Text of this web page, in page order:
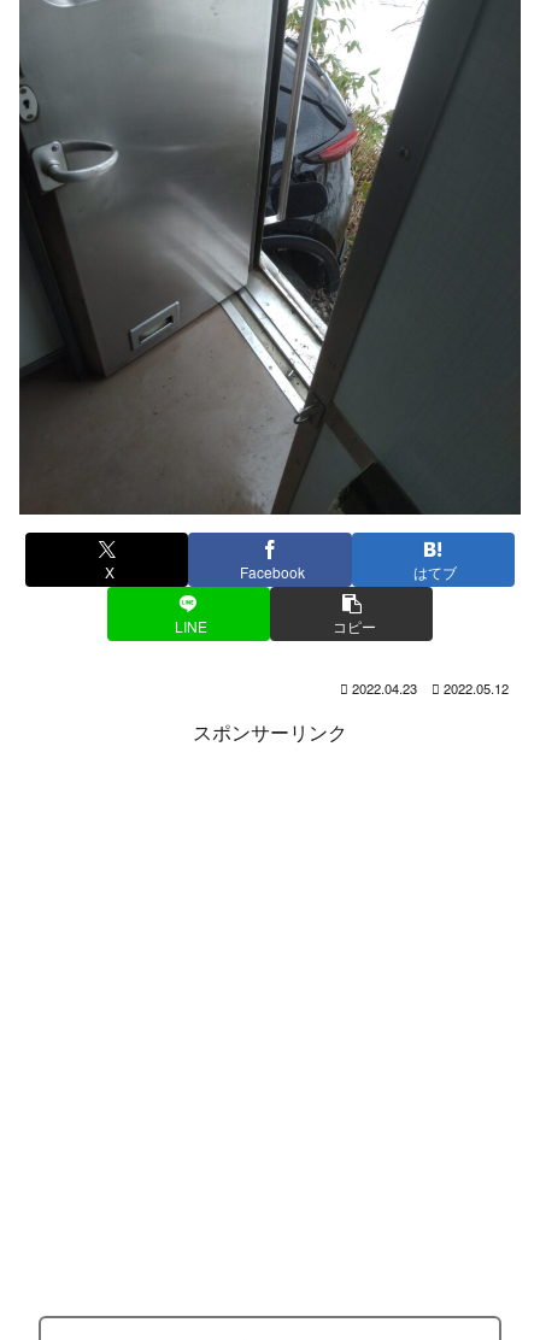
X Facebook はてブ
LINE コピー
2022.04.23 2022.05.12
スポンサーリンク